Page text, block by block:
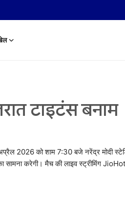
टाइटंस बनाम
2026 को शाम 7:30 बजे नरेंद्र मोदी
सामना करेगी। मैच की लाइव स्ट्रीमिंग